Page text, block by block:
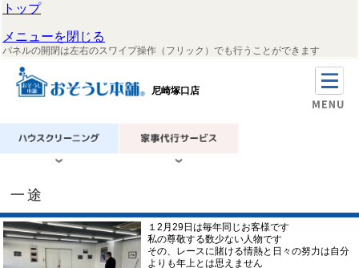
トップ
メニューを閉じる
パネルの開閉は左右のスワイプ操作（フリック）でも行うことができます
尼崎塚口店
一途
１2月29日は毎年同じお客様です
私の尊敬する数少ない人物です
その、レースに賭ける情熱と日々の努力は自分
よりも年上とは思えません